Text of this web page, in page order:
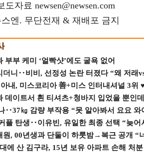
자료 newsen@newsen.com
엔. 무단전재 & 재배포 금지
부부 케미 ‘얼빡샷’에도 굴욕 없어
더니‥비비, 선정성 논란 터졌다 “왜 저래
아내, 미스코리아 善+미스 인터내셔널 3위
데이트서 흰 티셔츠+청바지 입었을 뿐인
‥37㎏ 감량 부작용 “못 알아봐서 요요 와
플 탄생‥이유빈, 유일한 최종 선택 “늦어
원, 00년생과 단둘이 하룻밤→복근 공개 “
에 산 김구라, 15년 보유 아파트 손해 처